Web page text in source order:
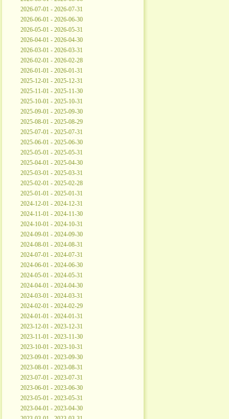
2026-07-01 - 2026-07-31
2026-06-01 - 2026-06-30
2026-05-01 - 2026-05-31
2026-04-01 - 2026-04-30
2026-03-01 - 2026-03-31
2026-02-01 - 2026-02-28
2026-01-01 - 2026-01-31
2025-12-01 - 2025-12-31
2025-11-01 - 2025-11-30
2025-10-01 - 2025-10-31
2025-09-01 - 2025-09-30
2025-08-01 - 2025-08-29
2025-07-01 - 2025-07-31
2025-06-01 - 2025-06-30
2025-05-01 - 2025-05-31
2025-04-01 - 2025-04-30
2025-03-01 - 2025-03-31
2025-02-01 - 2025-02-28
2025-01-01 - 2025-01-31
2024-12-01 - 2024-12-31
2024-11-01 - 2024-11-30
2024-10-01 - 2024-10-31
2024-09-01 - 2024-09-30
2024-08-01 - 2024-08-31
2024-07-01 - 2024-07-31
2024-06-01 - 2024-06-30
2024-05-01 - 2024-05-31
2024-04-01 - 2024-04-30
2024-03-01 - 2024-03-31
2024-02-01 - 2024-02-29
2024-01-01 - 2024-01-31
2023-12-01 - 2023-12-31
2023-11-01 - 2023-11-30
2023-10-01 - 2023-10-31
2023-09-01 - 2023-09-30
2023-08-01 - 2023-08-31
2023-07-01 - 2023-07-31
2023-06-01 - 2023-06-30
2023-05-01 - 2023-05-31
2023-04-01 - 2023-04-30